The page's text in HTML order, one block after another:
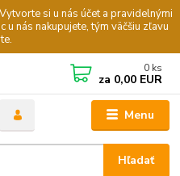
si u nás účet a pravidelnými
u nás nakupujete, tým väčšiu zľavu
Menu
Hľadať
0 ks
za 0,00 EUR